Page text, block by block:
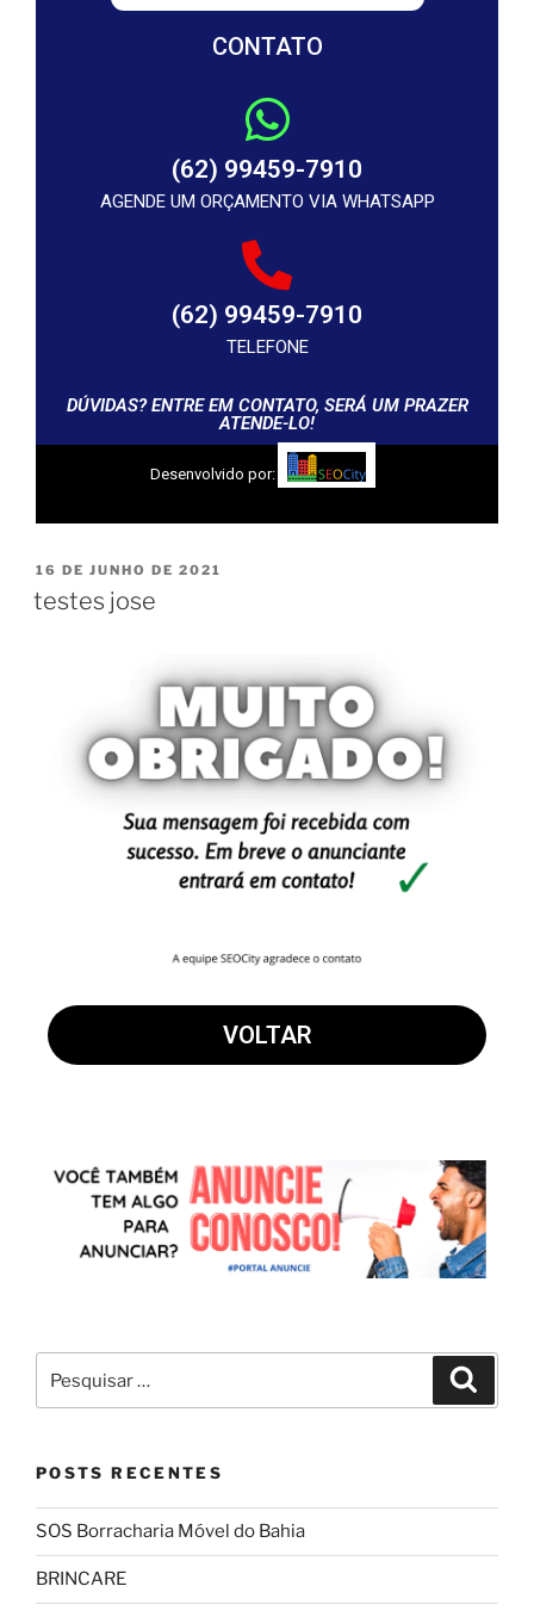
CONTATO
(62) 99459-7910
AGENDE UM ORÇAMENTO VIA WHATSAPP
(62) 99459-7910
TELEFONE
DÚVIDAS? ENTRE EM CONTATO, SERÁ UM PRAZER
ATENDE-LO!
Desenvolvido por:
16 DE JUNHO DE 2021
testes jose
VOLTAR
POSTS RECENTES
SOS Borracharia Móvel do Bahia
BRINCARE